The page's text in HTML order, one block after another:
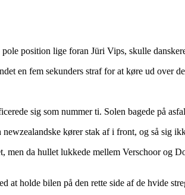
position lige foran Jüri Vips, skulle
en fem sekunders straf for at køre ud over
sig som nummer ti. Solen bagede på
kører stak af i front, og så sig
men da hullet lukkede mellem Verschoor og
holde bilen på den rette side af de hvide